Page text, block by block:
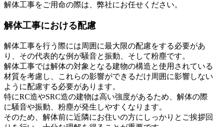
解体工事をご用命の際は、弊社にお任せください。
解体工事における配慮
解体工事を行う際には周囲に最大限の配慮をする必要があ
り、その代表的な例が騒音と振動、そして粉塵です。
解体工事では解体の対象となる建物の構造と使用されている
材質を考慮し、これらの影響ができるだけ周囲に影響しない
ように配慮する必要があります。
特にRC造やSRC造の建物は高い強度があるため、解体の際
に騒音や振動、粉塵が発生しやすくなります。
そのため、解体前に近隣にお住いの方にしっかりとご挨拶回